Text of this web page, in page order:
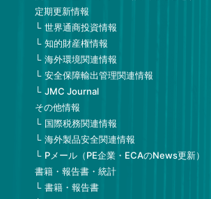
定期更新情報
世界通商投資情報
知的財産権情報
海外環境関連情報
安全保障輸出管理関連情報
JMC Journal
その他情報
国際税務関連情報
海外製品安全関連情報
Pメール（PE企業・ECAのNews更新）
書籍・報告書・統計
書籍・報告書